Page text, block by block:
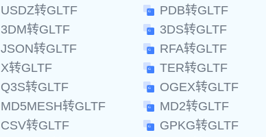
USDZ转GLTF PDB转GLTF
3DM转GLTF 3DS转GLTF
JSON转GLTF RFA转GLTF
X转GLTF TER转GLTF
Q3S转GLTF OGEX转GLTF
MD5MESH转GLTF MD2转GLTF
CSV转GLTF GPKG转GLTF